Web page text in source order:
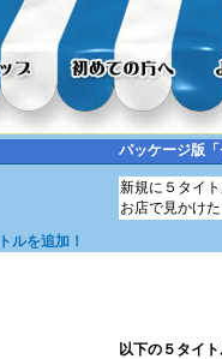
パッケージ版
新規に５タイ
お店で見かけ
ルを追加！
以下の５タイ